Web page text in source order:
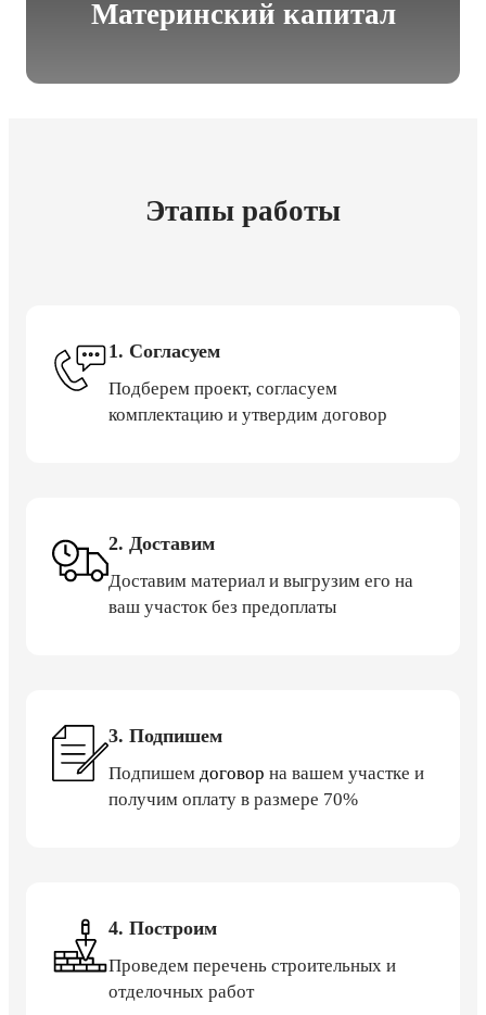
Материнский капитал
Этапы работы
1. Согласуем
Подберем проект, согласуем
комплектацию и утвердим договор
2. Доставим
Доставим материал и выгрузим его на
ваш участок без предоплаты
3. Подпишем
Подпишем договор на вашем участке и
получим оплату в размере 70%
4. Построим
Проведем перечень строительных и
отделочных работ